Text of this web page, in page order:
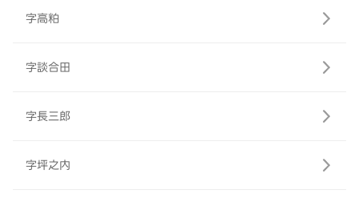
字高粕
字談合田
字長三郎
字坪之内